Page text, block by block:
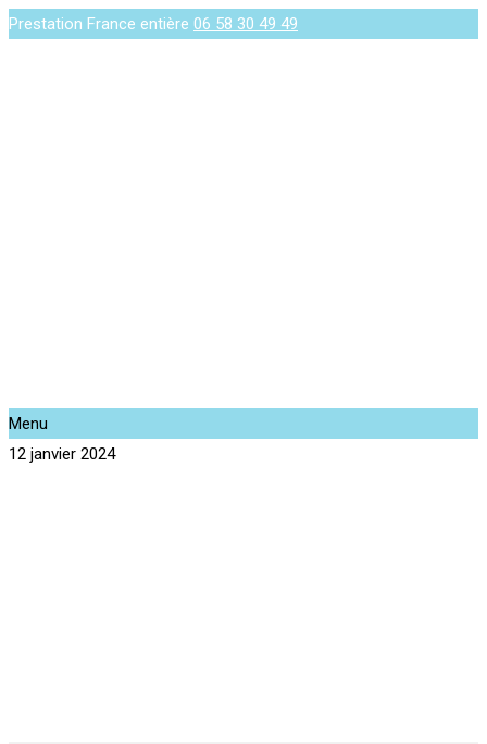
Prestation France entière 06 58 30 49 49
Menu
12 janvier 2024